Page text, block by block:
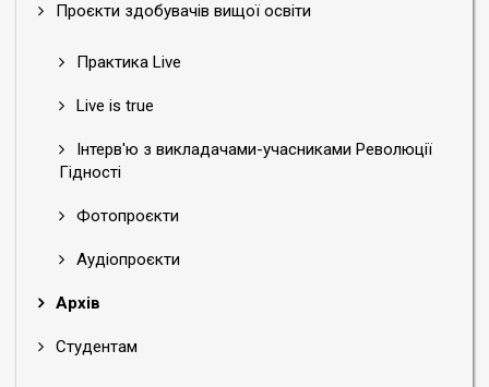
Проєкти здобувачів вищої освіти
Практика Live
Live is true
Інтерв'ю з викладачами-учасниками Революції
Гідності
Фотопроєкти
Аудіопроєкти
Архів
Студентам